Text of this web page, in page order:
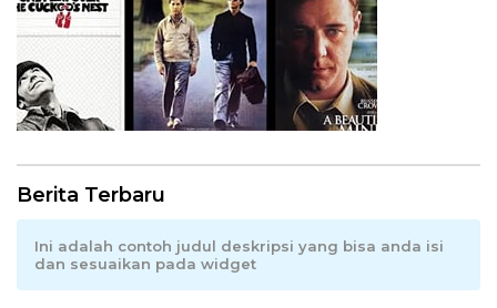
Berita Terbaru
Ini adalah contoh judul deskripsi yang bisa anda isi
dan sesuaikan pada widget